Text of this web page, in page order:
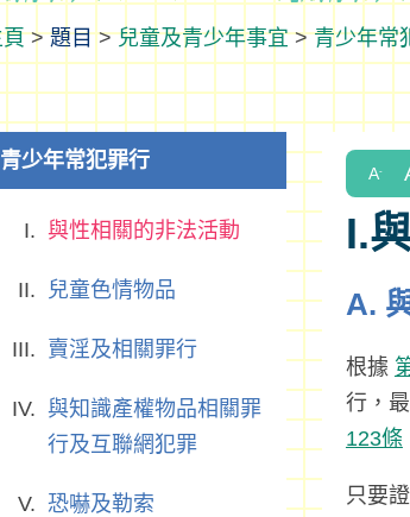
>題目>兒童及青少年事宜>青少年常
I.
A.
根據
行，
123條
只要
青少年常犯罪行
與性相關的非法活動
兒童色情物品
賣淫及相關罪行
與知識產權物品相關罪
行及互聯網犯罪
恐嚇及勒索